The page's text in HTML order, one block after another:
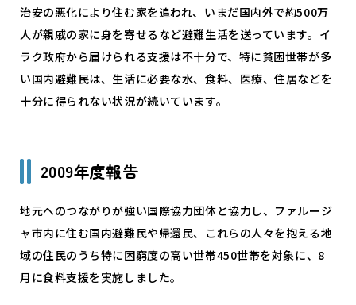
治安の悪化により住む家を追われ、いまだ国内外で約500万
人が親戚の家に身を寄せるなど避難生活を送っています。イ
ラク政府から届けられる支援は不十分で、特に貧困世帯が多
い国内避難民は、生活に必要な水、食料、医療、住居などを
十分に得られない状況が続いています。
2009年度報告
地元へのつながりが強い国際協力団体と協力し、ファルージ
ャ市内に住む国内避難民や帰還民、これらの人々を抱える地
域の住民のうち特に困窮度の高い世帯450世帯を対象に、8
月に食料支援を実施しました。